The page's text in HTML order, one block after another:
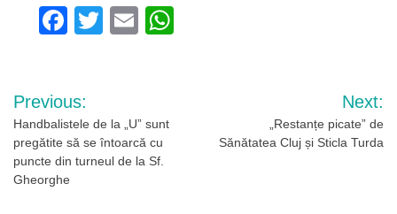
Facebook
TwitterEmail
Navigare
în
articole
Previous:
Handbalistele de la „U” sunt
pregătite să se întoarcă cu
puncte din turneul de la Sf.
Gheorghe
Next:
„Restanțe picate” de
Sănătatea Cluj și Sticla Turda